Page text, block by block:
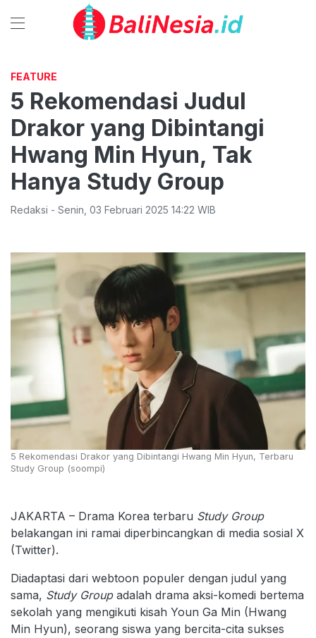
FEATURE
5 Rekomendasi Judul
Drakor yang Dibintangi
Hwang Min Hyun, Tak
Hanya Study Group
Redaksi - Senin 03 Februari 2025 14:22 WIB
5 Rekomendasi Drakor yang Dibintangi Hwang Min Hyun, Terbaru
Study Group (soompi)
JAKARTA – Drama Korea terbaru Study Group
belakangan ini ramai diperbincangkan di media sosial X
(Twitter).
Diadaptasi dari webtoon populer dengan judul yang
sama, Study Groupadalah drama aksi-komedi bertema
sekolah yang mengikuti kisah Youn Ga Min (Hwang
Min Hyun), seorang siswa yang bercita-cita sukses